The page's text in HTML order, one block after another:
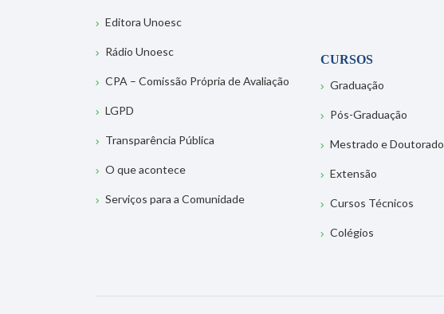
Editora Unoesc
Rádio Unoesc
CPA – Comissão Própria de Avaliação
LGPD
Transparência Pública
O que acontece
Serviços para a Comunidade
CURSOS
Graduação
Pós-Graduação
Mestrado e Doutorado
Extensão
Cursos Técnicos
Colégios